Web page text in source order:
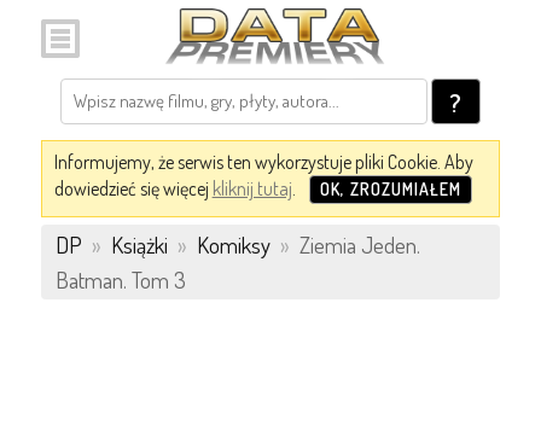
?
Informujemy, że serwis ten wykorzystuje pliki Cookie. Aby
dowiedzieć się więcej kliknij tutaj. OK, ZROZUMIAŁEM
DP » Książki » Komiksy » Ziemia Jeden.
Batman. Tom 3